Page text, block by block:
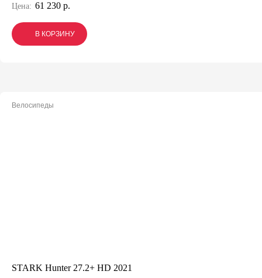
Цена: 61 230 р.
В КОРЗИНУ
В КОРЗИНУ
В КОРЗИНУ
Велосипеды
STARK Hunter 27.2+ HD 2021